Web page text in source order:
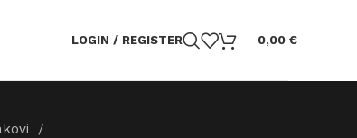
LOGIN / REGISTER 0,00 €